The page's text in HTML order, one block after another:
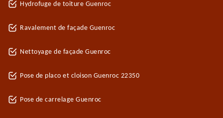
Hydrofuge de toiture Guenroc
Ravalement de façade Guenroc
Nettoyage de façade Guenroc
Pose de placo et cloison Guenroc 22350
Pose de carrelage Guenroc